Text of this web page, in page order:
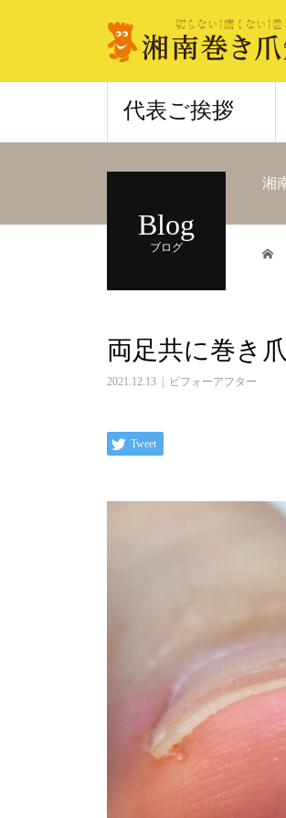
代表ご挨拶
Blog
ブログ
湘
両足共に巻き
2021.12.13 ビフォーアフター
Tweet